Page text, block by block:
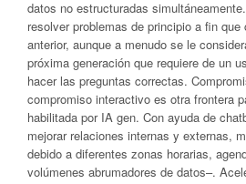
datos no estructuradas
resolver problemas de principio a fin
anterior, aunque a menudo se le
próxima generación que requiere de un
hacer las preguntas correctas.
compromiso interactivo es otra frontera
habilitada por IA gen. Con ayuda de
mejorar relaciones internas y externas,
debido a diferentes zonas horarias,
volúmenes abrumadores de datos–.